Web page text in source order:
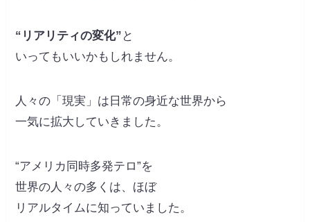
“リアリティの変化” と
いってもいいかもしれません。
人々の「現実」は日常の身近な世界から
一気に拡大していきました。
“アメリカ同時多発テロ”を
世界の人々の多くは、ほぼ
リアルタイムに知っていました。